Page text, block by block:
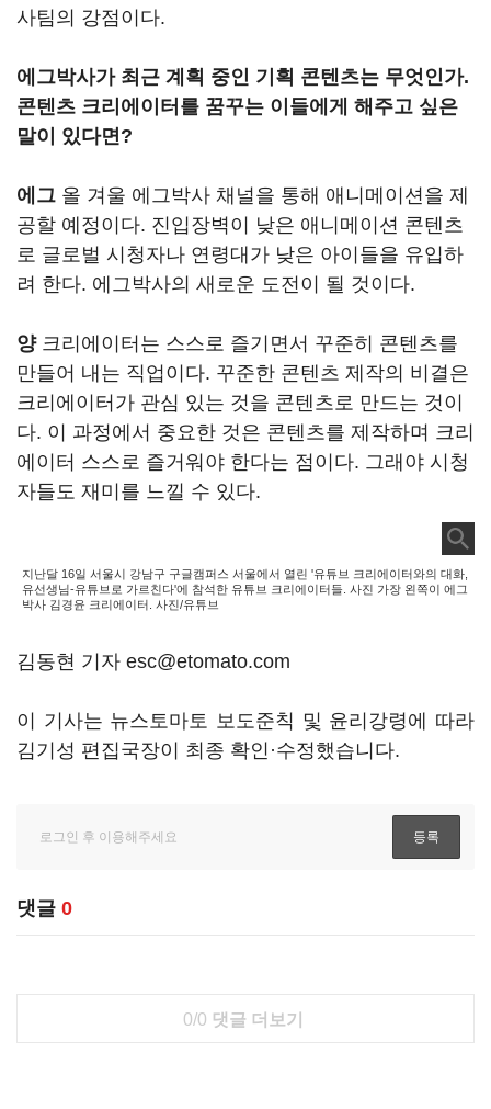
사팀의 강점이다.
에그박사가 최근 계획 중인 기획 콘텐츠는 무엇인가.
콘텐츠 크리에이터를 꿈꾸는 이들에게 해주고 싶은
말이 있다면?
에그 올 겨울 에그박사 채널을 통해 애니메이션을 제
공할 예정이다. 진입장벽이 낮은 애니메이션 콘텐츠
로 글로벌 시청자나 연령대가 낮은 아이들을 유입하
려 한다. 에그박사의 새로운 도전이 될 것이다.
양크리에이터는 스스로 즐기면서 꾸준히 콘텐츠를
만들어 내는 직업이다. 꾸준한 콘텐츠 제작의 비결은
크리에이터가 관심 있는 것을 콘텐츠로 만드는 것이
다. 이 과정에서 중요한 것은 콘텐츠를 제작하며 크리
에이터 스스로 즐거워야 한다는 점이다. 그래야 시청
자들도 재미를 느낄 수 있다.
지난달 16일 서울시 강남구 구글캠퍼스 서울에서 열린 '유튜브 크리에이터와의 대화,
유선생님-유튜브로 가르친다'에 참석한 유튜브 크리에이터들. 사진 가장 왼쪽이 에그
박사 김경윤 크리에이터. 사진/유튜브
김동현 기자 esc@etomato.com
이 기사는 뉴스토마토 보도준칙 및 윤리강령에 따라
김기성 편집국장이 최종 확인·수정했습니다.
댓글 0
0/0 댓글 더보기